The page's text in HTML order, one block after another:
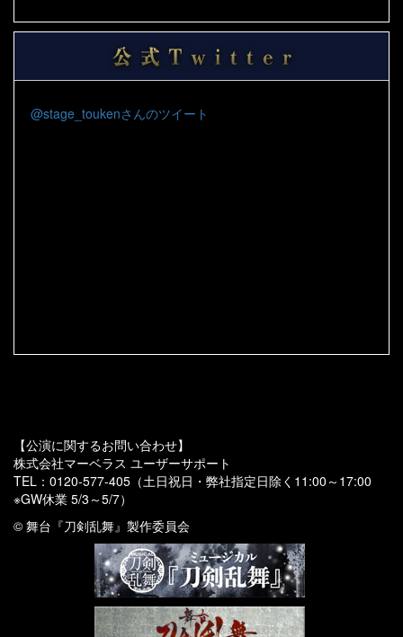
マズ 与次郎での上映実施決定のお知らせ
義伝 暁の独眼竜 ライブビューイング TOHOシ
ネマズ 与次郎での上映につきまして
舞台『刀剣乱舞』義伝 暁の独眼竜 ライブビュー
公開致しました。
義伝 暁の独眼竜のライブビューイングに関して
のお知らせ
【舞台『刀剣乱舞』蔵出し映像集】BD&DVDパッ
ケージ画像、及び、パッケージ内ミニチュアパネ
ル画像公開！！
@stage_toukenさんのツイート
【公演に関するお問い合わせ】
株式会社マーベラス ユーザーサポート
TEL：0120-577-405（土日祝日・弊社指定日除く11:00～17:00
※GW休業 5/3～5/7）
© 舞台『刀剣乱舞』製作委員会